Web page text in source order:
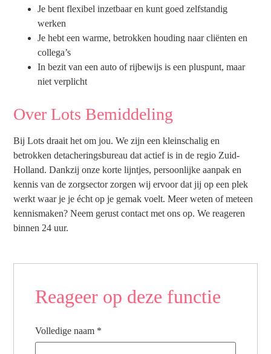
Je bent flexibel inzetbaar en kunt goed zelfstandig
werken
Je hebt een warme, betrokken houding naar cliënten en
collega’s
In bezit van een auto of rijbewijs is een pluspunt, maar
niet verplicht
Over Lots Bemiddeling
Bij Lots draait het om jou. We zijn een kleinschalig en
betrokken detacheringsbureau dat actief is in de regio Zuid-
Holland. Dankzij onze korte lijntjes, persoonlijke aanpak en
kennis van de zorgsector zorgen wij ervoor dat jij op een plek
werkt waar je je écht op je gemak voelt. Meer weten of meteen
kennismaken? Neem gerust contact met ons op. We reageren
binnen 24 uur.
Reageer op deze functie
Volledige naam *